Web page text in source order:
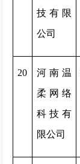
技有限
公司
20
河南温
柔网络
科技有
限公司